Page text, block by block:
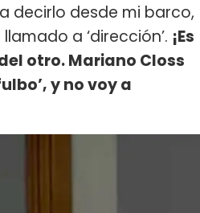
decirlo desde mi barco,
a ‘dirección’. ¡Es
otro. Mariano Closs
y no voy a